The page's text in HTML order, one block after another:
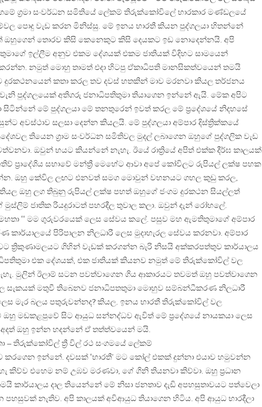
ග්‍රමා සංවර්ධන සමිතියේ ලේකම් තිරුක්කෝවිලේ භාරකාර මණ්ඩලයේ
පොදු වැඩ කරන මිනිස්සු. මේ ඉනය භාරතී කියන පුද්ගලයා හිතන්නේ
ඔහුගෙන් තොරව කිසි කෙනෙකුට කිසි දෙයකට ඉඩ නොදෙන්නයි. අපි
ඉල්ලීම අනුව එකම දේශයක් එකම ජාතියක් විදිහට සාමයෙන්
නමුත් මොහු තාමත් එදා හිටපු ඒකාධිපති මානසිකත්වයෙන් තමයි
දුරකථනයෙන් කතා කරල තව දවස් හතකින් මාව මරනවා කියල තර්ජනය
පුද්ගලයෙක් අතිගරු ජනාධිපතිතුමා තියාගෙන ඉන්නේ ඇයි. මේක අපිට
සිටින්නේ මේ පුද්ගලයා මේ තනතුරෙන් ඉවත් කරල මේ ප්‍රදේශයේ නිදහසේ
අවස්ථාව සලසා දෙන්න කියලයි. මේ පුද්ගලයා අම්පාර දිස්ත්‍රික්කයේ
තියෙන ග්‍රාම සංවර්ධන සමිතිවල මුදල් ලබාගෙන ඔහුගේ පුද්ගලික වැඩ
ඔවුන් භයට කියන්නේ නැහැ. ඊයේ රාත්‍රියේ අපිත් එක්ක දීර්ඝ කාලයක්
ප්‍රාදේශිය සභාවේ මන්ත්‍රී මෙහේට ආවා අපේ කෝවිලට රුපියල් ලක්ෂ පහක
ඔහු කේවිල ලඟට එනවත් සමග මොවුන් වහනයට ගහල කුඩු කරල,
තියල ඔහු ලග තිබුනු රුපියල් ලක්ෂ පහත් ඔහුගේ ජංගම දුරකථන සියල්ලත්
මුස්ලිම් ජාතික රියදුරාටත් පහරදීල තුවාල කලා. ඔවුන් දැන් රෝහලේ.
‛‛ මම ගුරුවරයෙක් ලෙස සේවය කලේ. පසුව මහ ඇමතිතුමාගේ අම්පාර
කාර්යාලයේ පිරිපාලන නිලධාරී ලෙස මුදාහැරල සේවය කරනවා. අම්පාර
ත්‍රිකුණාමලයට ගිහින් වැඩක් කරගන්න බැරි නිසයි අක්කරපත්තුව කාර්යාලය
එක දේශයක්, එක ජාතියක් කියනව නමුත් මේ තිරුක්කෝවිල් වල
මුලින් ඊලාම් සටන පවත්වාගෙන ගිය ආකාරයට තවමත් ඔහු පවත්වාගෙන
සැකයක් මතුවී තිබෙනව ජනාධිපතතුමා මොහුව සම්බන්ධීකරණ නිලධාරී
මැර බලය පතුරුවන්නද? කියල. ඉනය භාරතී තිරුක්කෝවිල් වල
මඩකළපුවේ සිට ආයුධ සන්නද්ධව ඇවිත් මේ ප්‍රදේශයේ නායකයා ලෙස
ඔහු ඉන්න හදන්නේ ඒ තත්ත්වයෙන් මයි.
– තිරුක්කෝවිල් ත්‍රී විල් රථ සංගමයේ ලේකම්
කරගෙන ඉන්නේ. දවසක් ‛භාරතී’ මට කෝල් එකක් දුන්නා එයාව හමුවන්න
කිව්ව එහෙම නම් උඹව මරණවා, ගේ ගිනි තියනවා කිව්වා. ඔහු ප්‍රධාන
කාර්යාලය දාල තියෙන්නේ මේ නිසා ජනතාව දැඩි අපහසුතාවයට පත්වෙලා
නැතිව. අපි කාලයක් අවිආයුධ තියාගෙන හිටිය. අපි ආයුධ භාරදීලා